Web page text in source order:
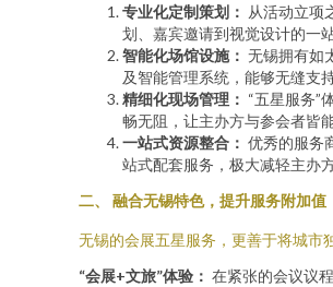
专业化定制策划： 从活动立项
划、嘉宾邀请到视觉设计的一
智能化场馆设施： 无锡拥有如
及智能管理系统，能够无缝支
精细化现场管理： “五星服务”
畅无阻，让主办方与参会者皆
一站式资源整合： 优秀的服务
站式配套服务，极大减轻主办
二、 融合无锡特色，提升服务附加值
无锡的会展五星服务，更善于将城市
“会展+文旅”体验： 在紧张的会议议